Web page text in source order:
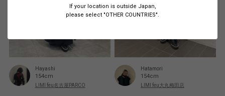
If your location is outside Japan,
please select "OTHER COUNTRIES".
Hayashi
154cm
LIMI feu名古屋PARCO
Hatamori
154cm
LIMI feu大丸梅田店